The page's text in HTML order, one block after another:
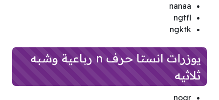
nanaa
ngtfl
ngktk
يوزرات انستا حرف n رباعية وشبه
ثلاثيه
nogr